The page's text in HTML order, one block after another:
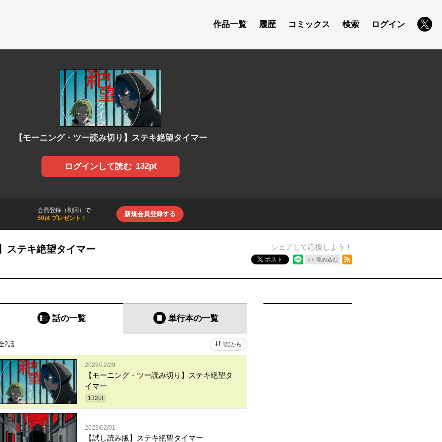
作品一覧 履歴 コミックス 検索 ログイン
【モーニング・ツー読み切り】ステキ絶望タイマー
ログインして読む 132pt
会員登録（初回）で
50pt プレゼント！
新規会員登録する
ステキ絶望タイマー シェアして応援しよう！
ポスト 埋め込む
話の一覧 単行本の一覧
2話 1話から
2022/12/29
【モーニング・ツー読み切り】ステキ絶望タ
イマー
132pt
2023/02/01
【試し読み版】ステキ絶望タイマー